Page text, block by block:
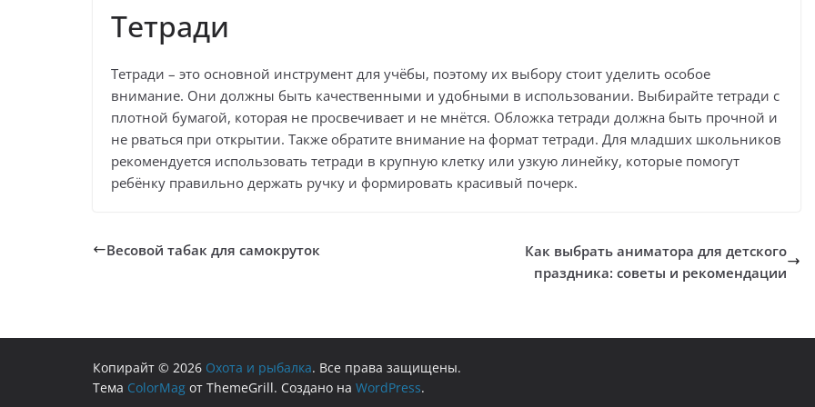
Тетради
Тетради – это основной инструмент для учёбы, поэтому их выбору стоит уделить особое
внимание. Они должны быть качественными и удобными в использовании. Выбирайте тетради с
плотной бумагой, которая не просвечивает и не мнётся. Обложка тетради должна быть прочной и
не рваться при открытии. Также обратите внимание на формат тетради. Для младших школьников
рекомендуется использовать тетради в крупную клетку или узкую линейку, которые помогут
ребёнку правильно держать ручку и формировать красивый почерк.
Весовой табак для самокруток
Как выбрать аниматора для детского
праздника: советы и рекомендации
Копирайт © 2026 Охота и рыбалка. Все права защищены.
Тема ColorMag от ThemeGrill. Создано на WordPress.